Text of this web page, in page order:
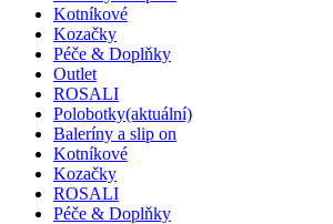
Kotníkové
Kozačky
Péče & Doplňky
Outlet
ROSALI
Polobotky(aktuální)
Baleríny a slip on
Kotníkové
Kozačky
ROSALI
Péče & Doplňky